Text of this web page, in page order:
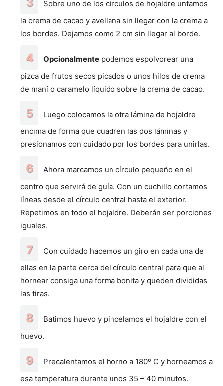
Sobre uno de los círculos de hojaldre untamos
la crema de cacao y avellana sin llegar con la crema a
los bordes. Dejamos como 2 cm sin llegar al borde.
Opcionalmente podemos espolvorear una
pizca de frutos secos picados o unos hilos de crema
de maní o caramelo líquido sobre la crema de cacao.
Luego colocamos la otra lámina de hojaldre
encima de forma que cuadren las dos láminas y
presionamos con cuidado por los bordes para unirlas.
Ahora marcamos un círculo pequeño en el
centro que servirá de guía. Con un cuchillo cortamos
líneas desde el círculo central hasta el exterior.
Repetimos en todo el hojaldre. Deberán ser porciones
iguales.
Con cuidado hacemos un giro en cada una de
ellas en la parte cerca del círculo central para que al
hornear consiga una forma bonita y queden divididas
las tiras.
Batimos huevo y pincelamos el hojaldre con el
huevo.
Precalentamos el horno a 180º C y horneamos a
esa temperatura durante unos 35 – 40 minutos.